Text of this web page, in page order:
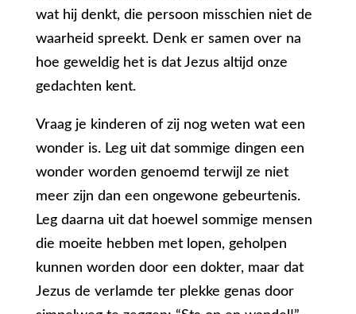
wat hij denkt, die persoon misschien niet de
waarheid spreekt. Denk er samen over na
hoe geweldig het is dat Jezus altijd onze
gedachten kent.
Vraag je kinderen of zij nog weten wat een
wonder is. Leg uit dat sommige dingen een
wonder worden genoemd terwijl ze niet
meer zijn dan een ongewone gebeurtenis.
Leg daarna uit dat hoewel sommige mensen
die moeite hebben met lopen, geholpen
kunnen worden door een dokter, maar dat
Jezus de verlamde ter plekke genas door